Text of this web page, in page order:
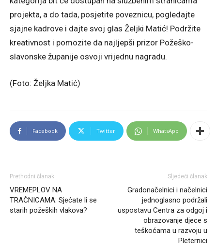
projekta, a do tada, posjetite poveznicu, pogledajte
sjajne kadrove i dajte svoj glas Željki Matić! Podržite
kreativnost i pomozite da najljepši prizor Požeško-
slavonske županije osvoji vrijednu nagradu.
(Foto: Željka Matić)
Facebook Twitter WhatsApp
Prethodni članak
VREMEPLOV NA
TRAČNICAMA: Sjećate li se
starih požeških vlakova?
Sljedeći članak
Gradonačelnici i načelnici
jednoglasno podržali
uspostavu Centra za odgoj i
obrazovanje djece s
teškoćama u razvoju u
Pleternici